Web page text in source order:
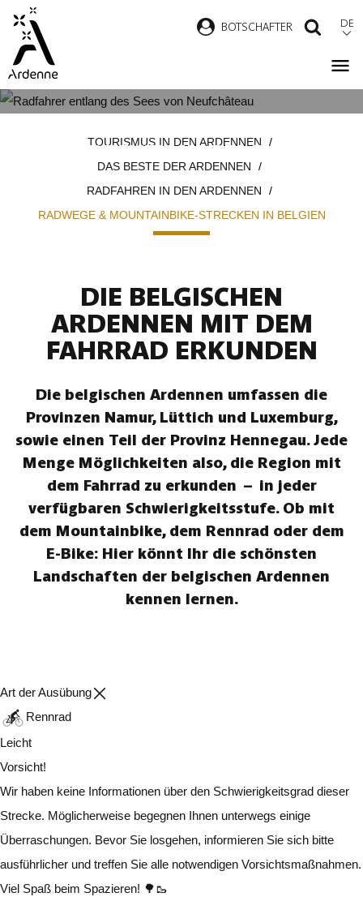
Direkt
zum
Inhalt
BOTSCHAFTER DE
STRECKEN IN BELGIEN
TOURISMUS IN DEN ARDENNEN
DAS BESTE DER ARDENNEN
RADFAHREN IN DEN ARDENNEN
RADWEGE & MOUNTAINBIKE-STRECKEN IN BELGIEN
DIE BELGISCHEN
ARDENNEN MIT DEM
FAHRRAD ERKUNDEN
Die belgischen Ardennen umfassen die
Provinzen Namur, Lüttich und Luxemburg,
sowie einen Teil der Provinz Hennegau. Jede
Menge Möglichkeiten also, die Region mit
dem Fahrrad zu erkunden – in jeder
verfügbaren Schwierigkeitsstufe. Ob mit
dem Mountainbike, dem Rennrad oder dem
E-Bike: Hier könnt Ihr die schönsten
Landschaften der belgischen Ardennen
kennen lernen.
Art der Ausübung
Rennrad
Leicht
Vorsicht!
Wir haben keine Informationen über den Schwierigkeitsgrad dieser
Strecke. Möglicherweise begegnen Ihnen unterwegs einige
Überraschungen. Bevor Sie losgehen, informieren Sie sich bitte
ausführlicher und treffen Sie alle notwendigen Vorsichtsmaßnahmen.
Viel Spaß beim Spazieren! 🌳🥾